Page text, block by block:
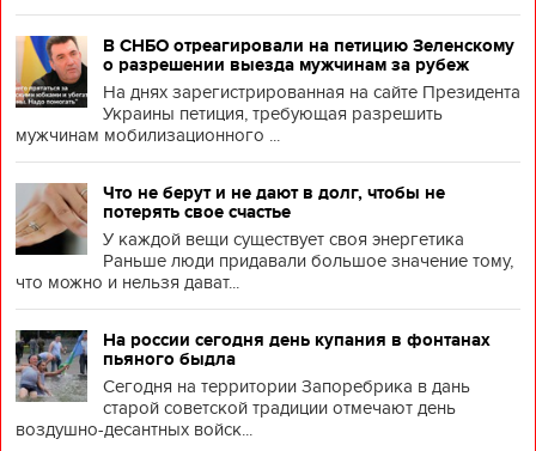
В СНБО отреагировали на петицию Зеленскому
о разрешении выезда мужчинам за рубеж
На днях зарегистрированная на сайте Президента
Украины петиция, требующая разрешить
мужчинам мобилизационного ...
Что не берут и не дают в долг, чтобы не
потерять свое счастье
У каждой вещи существует своя энергетика
Раньше люди придавали большое значение тому,
что можно и нельзя дават...
На россии сегодня день купания в фонтанах
пьяного быдла
Сегодня на территории Запоребрика в дань
старой советской традиции отмечают день
воздушно-десантных войск...